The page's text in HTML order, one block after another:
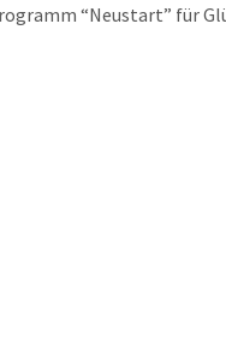
“Neustart” für